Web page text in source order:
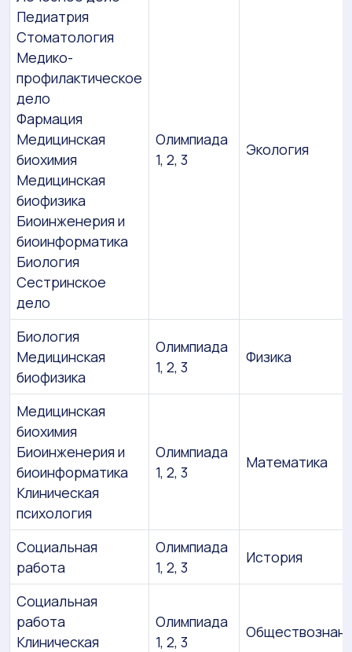
Педиатрия
Стоматология
Медико-
профилактическое
дело
Фармация
Медицинская
биохимия
Медицинская
биофизика
Биоинженерия и
биоинформатика
Биология
Сестринское
дело
Олимпиада
1, 2, 3
Экология
Биология
Медицинская
биофизика
Олимпиада
1, 2, 3
Физика
Медицинская
биохимия
Биоинженерия и
биоинформатика
Клиническая
психология
Олимпиада
1, 2, 3
Математика
Социальная
работа
Олимпиада
1, 2, 3
История
Социальная
работа
Клиническая
Олимпиада
1, 2, 3